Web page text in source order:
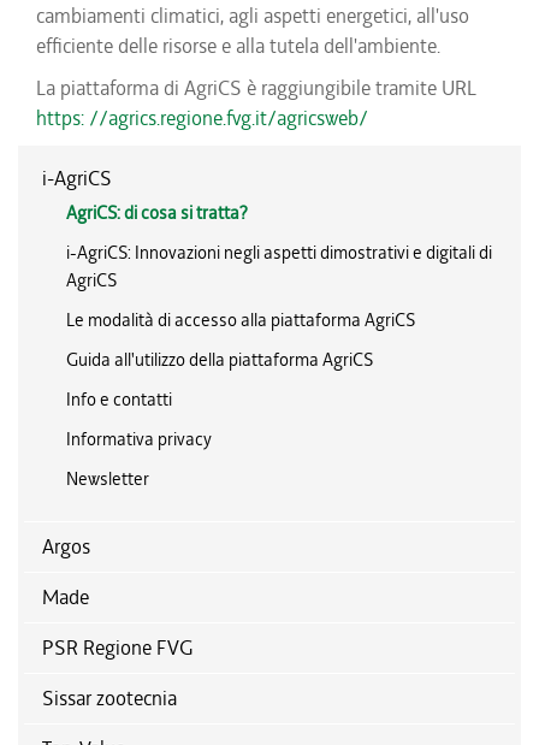
cambiamenti climatici, agli aspetti energetici, all'uso
efficiente delle risorse e alla tutela dell'ambiente.
La piattaforma di AgriCS è raggiungibile tramite URL
https: //agrics.regione.fvg.it/agricsweb/
i-AgriCS
AgriCS: di cosa si tratta?
i-AgriCS: Innovazioni negli aspetti dimostrativi e digitali di
AgriCS
Le modalità di accesso alla piattaforma AgriCS
Guida all'utilizzo della piattaforma AgriCS
Info e contatti
Informativa privacy
Newsletter
Argos
Made
PSR Regione FVG
Sissar zootecnia